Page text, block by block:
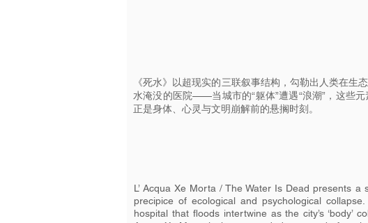
《死水》以超现实的三联叙事结构，勾勒出人类在
水淹没的医院——当城市的“躯体”遭遇“浪潮”，这些
正是身体、心灵与文明崩解前的悬搁时刻。
L’ Acqua Xe Morta / The Water Is Dead presents
precipice of ecological and psychological
hospital that floods intertwine as the city’s ‘body’